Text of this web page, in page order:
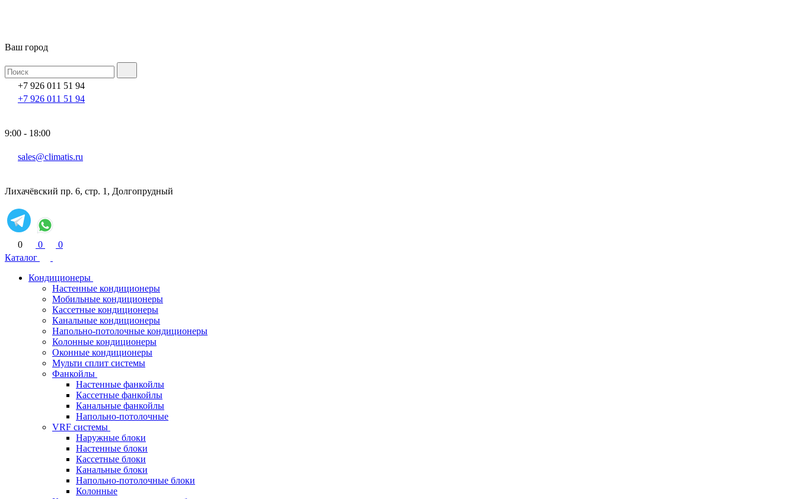
Ваш город
+7 926 011 51 94
+7 926 011 51 94
9:00 - 18:00
sales@climatis.ru
Лихачёвский пр. 6, стр. 1, Долгопрудный
0 0
0
Каталог
Кондиционеры
Настенные кондиционеры
Мобильные кондиционеры
Кассетные кондиционеры
Канальные кондиционеры
Напольно-потолочные кондиционеры
Колонные кондиционеры
Оконные кондиционеры
Мульти сплит системы
Фанкойлы
Настенные фанкойлы
Кассетные фанкойлы
Канальные фанкойлы
Напольно-потолочные
VRF системы
Наружные блоки
Настенные блоки
Кассетные блоки
Канальные блоки
Напольно-потолочные блоки
Колонные